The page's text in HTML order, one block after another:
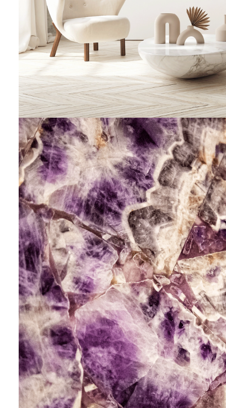
50 x70 cm
STEINVERLIEBT